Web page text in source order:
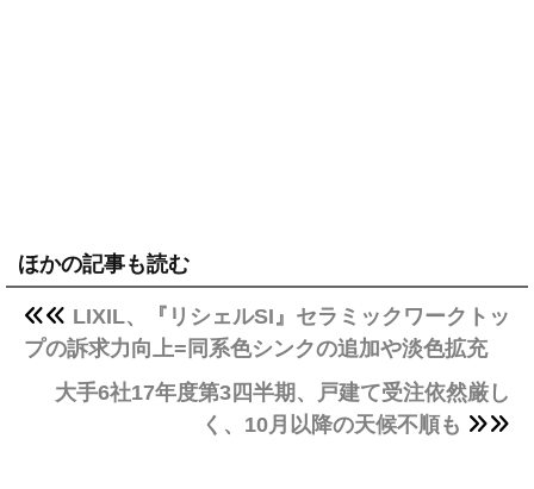
ほかの記事も読む
LIXIL、『リシェルSI』セラミックワークトッ
プの訴求力向上=同系色シンクの追加や淡色拡充
大手6社17年度第3四半期、戸建て受注依然厳し
く、10月以降の天候不順も